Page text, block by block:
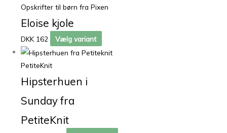
Opskrifter til børn fra Pixen
Eloise kjole
DKK 162 Vælg variant
PetiteKnit
Hipsterhuen i
Sunday fra
PetiteKnit